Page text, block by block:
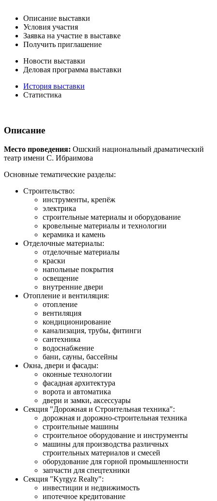
Описание выставки
Условия участия
Заявка на участие в выставке
Получить приглашение
Новости выставки
Деловая программа выставки
История выставки
Статистика
Описание
Место проведения: Ошский национальный драматический
театр имени С. Ибраимова
Основные тематические разделы:
Строительство:
инструменты, крепёж
электрика
строительные материалы и оборудование
кровельные материалы и технологии
керамика и камень
Отделочные материалы:
отделочные материалы
краски
напольные покрытия
освещение
внутренние двери
Отопление и вентиляция:
отопление
вентиляция
кондиционирование
канализация, трубы, фитинги
сантехника
водоснабжение
бани, сауны, бассейны
Окна, двери и фасады:
оконные технологии
фасадная архитектура
ворота и автоматика
двери и замки, аксессуары
Секция "Дорожная и Строительная техника":
дорожная и дорожно-строительная техника
строительные машины
строительное оборудование и инструменты
машины для производства различных
строительных материалов и смесей
оборудование для горной промышленности
запчасти для спецтехники
Секция "Kyrgyz Realty":
инвестиции и недвижимость
ипотечное кредитование